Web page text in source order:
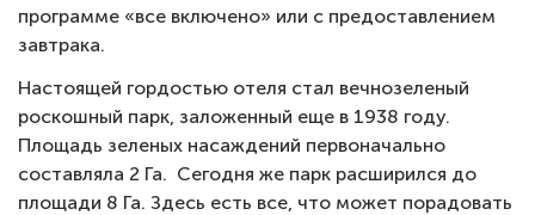
программе «все включено» или с предоставлением
завтрака.
Настоящей гордостью отеля стал вечнозеленый
роскошный парк, заложенный еще в 1938 году.
Площадь зеленых насаждений первоначально
составляла 2 Га. Сегодня же парк расширился до
площади 8 Га. Здесь есть все, что может порадовать